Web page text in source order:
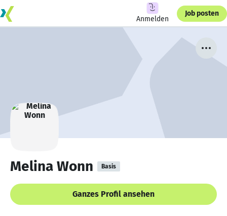
Anmelden
Job posten
Melina Wonn Basis
Ganzes Profil ansehen